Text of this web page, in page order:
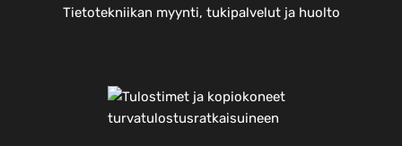
Tietotekniikan myynti, tukipalvelut ja huolto